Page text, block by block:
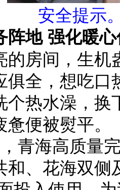
安全提示
阵地 强化暖
房间，生机
全，想吃口
个热水澡，
便被熨平。
海高质量完
和、花海双侧